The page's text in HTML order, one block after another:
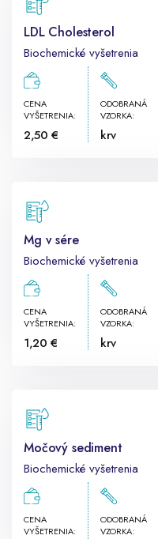
LDL Cholesterol
Biochemické vyšetrenia
CENA
VYŠETRENIA:
2,50 €
ODOBRANÁ
VZORKA:
krv
Mg v sére
Biochemické vyšetrenia
CENA
VYŠETRENIA:
1,20 €
ODOBRANÁ
VZORKA:
krv
Močový sediment
Biochemické vyšetrenia
CENA
VYŠETRENIA:
ODOBRANÁ
VZORKA: